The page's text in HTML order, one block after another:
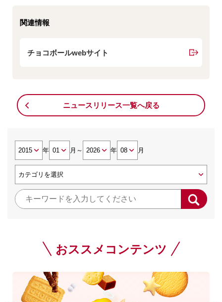
関連情報
チョコボールwebサイト
ニュースリリース一覧へ戻る
年 月 ～ 年 月
おススメコンテンツ